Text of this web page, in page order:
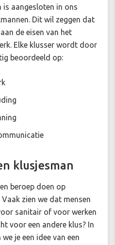
is aangesloten in ons
Dit wil zeggen dat
de eisen van het
Elke klusser wordt door
beoordeeld op:
klusjesman
beroep doen op
zien we dat mensen
sanitair of voor werken
voor een andere klus? In
je een idee van een